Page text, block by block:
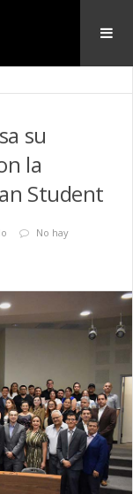
su
la
Student
No hay